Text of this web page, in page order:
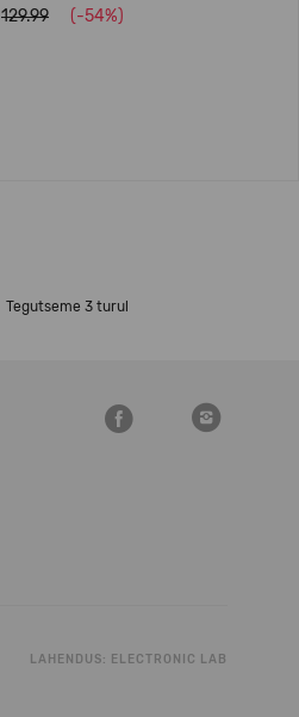
129.99 (-54%)
Tegutseme 3 turul
LAHENDUS: ELECTRONIC LAB